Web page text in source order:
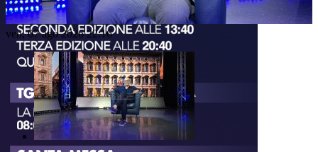
Video
ven, 07 ago 2026 22:16